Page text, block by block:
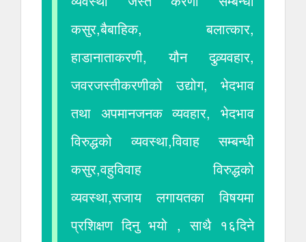
कसुर,बैबाहिक, बलात्कार,
हाडानाताकरणी, यौन दुव्र्यवहार,
जवरजस्तीकरणीको उद्योग, भेदभाव
तथा अपमानजनक व्यवहार, भेदभाव
विरुद्धको व्यवस्था,विवाह सम्बन्धी
कसुर,वहुविवाह विरुद्धको
व्यवस्था,सजाय लगायतका विषयमा
प्रशिक्षण दिनु भयो , साथै १६दिने